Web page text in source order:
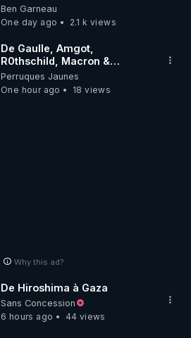
Ben Garneau
One day ago
2.1 k views
De Gaulle, Amgot,
R0thschild, Macron &
Pompidou… Macron Claude
Janvier, GPTV, 18 X 2024
Perruques Jaunes
One hour ago
18 views
Why this ad?
De Hiroshima à Gaza
Sans Concession
6 hours ago
44 views